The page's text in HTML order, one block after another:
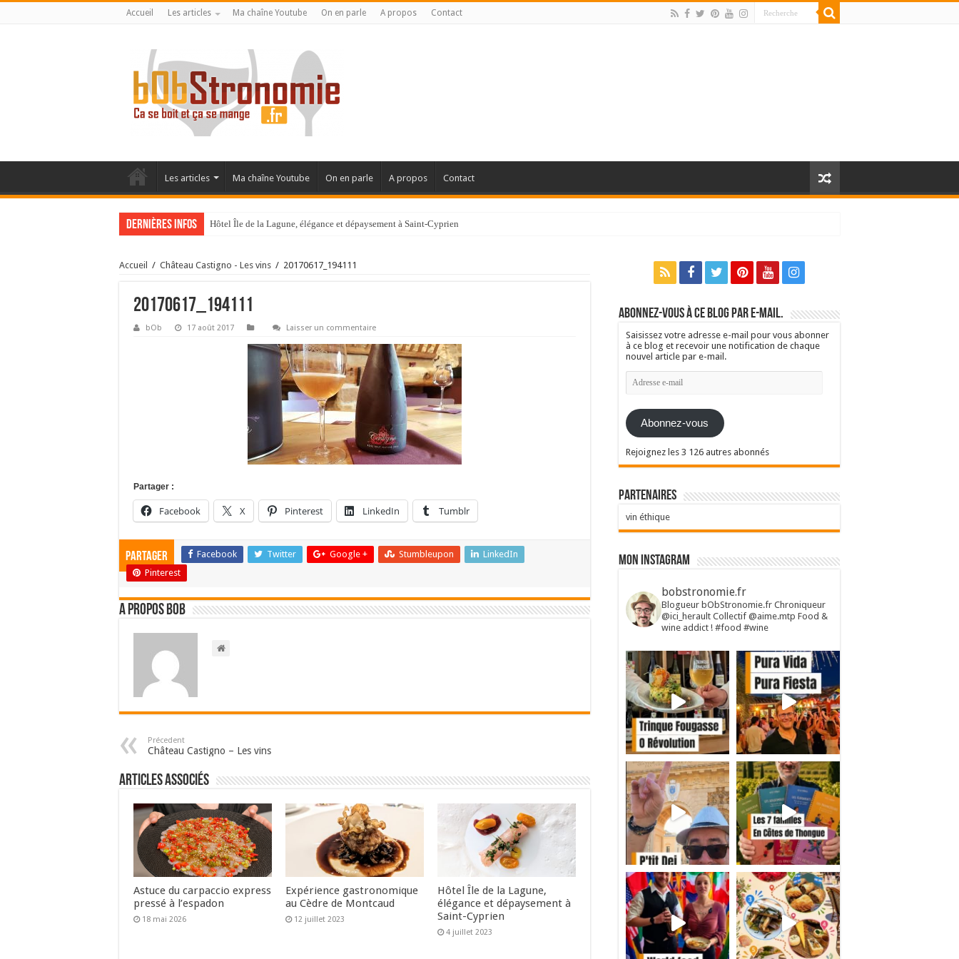
Accueil Les articles Ma chaîne Youtube On en parle A propos Contact
Les articles Ma chaîne Youtube On en parle A propos Contact
Dernières infos Hôtel Île de la Lagune, élégance et dépaysement à Saint-Cyprien
La Villa Duflot, pépite perpignanaise
Accueil / Château Castigno - Les vins / 20170617_194111
20170617_194111
bOb 17 août 2017 Laisser un commentaire
Partager :
Facebook X Pinterest LinkedIn Tumblr
Partager Facebook Twitter Google + Stumbleupon
LinkedIn
Pinterest
A propos bOb
Précedent
Château Castigno – Les vins
Articles associés
Astuce du carpaccio express
pressé à l’espadon
18 mai 2026
Expérience gastronomique
au Cèdre de Montcaud
12 juillet 2023
Hôtel Île de la Lagune,
élégance et dépaysement à
Saint-Cyprien
4 juillet 2023
Abonnez-vous à ce blog par e-mail.
Saisissez votre adresse e-mail pour vous abonner
à ce blog et recevoir une notification de chaque
nouvel article par e-mail.
Adresse
e-
Abonnez-vous
Rejoignez les 3 126 autres abonnés
Partenaires
vin éthique
Mon Instagram
bobstronomie.fr
Blogueur bObStronomie.fr Chroniqueur
@ici_herault Collectif @aime.mtp Food &
wine addict ! #food #wine